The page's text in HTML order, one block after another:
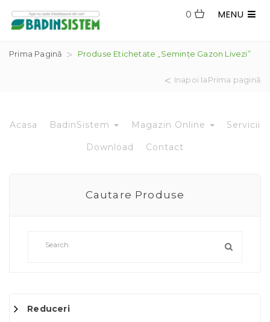
MENU
0
Prima Pagină Produse Etichetate „semințe Gazon Livezi”
Inapoi laPrima pagină
Acasa BadinSistem Magazin Online Servicii
Download Contact
Cautare Produse
Reduceri